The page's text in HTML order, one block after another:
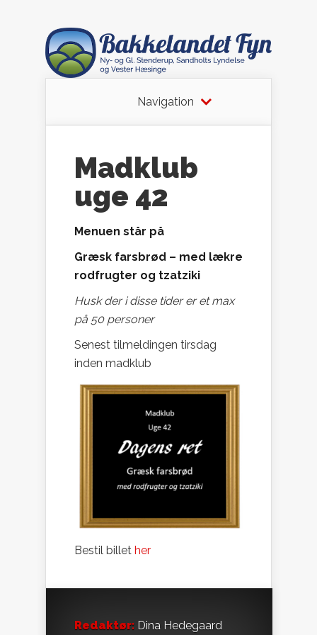
Navigation
Madklub
uge 42
Menuen står på
Græsk farsbrød – med lækre
rodfrugter og tzatziki
Husk der i disse tider er et max
på 50 personer
Senest tilmeldingen tirsdag
inden madklub
Bestil billet her
Redaktør: Dina Hedegaard